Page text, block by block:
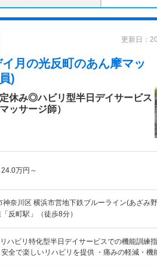
更新日：
月の光反町のあん摩マッ
)
休み◎ハビリ型半日デイサービス
ッサージ師）
24.0万円～
神奈川区 横浜市営地下鉄ブルーライン(あざみ
反町駅」（徒歩8分）
リハビリ特化型半日デイサービスでの機能訓練
全で楽しいリハビリを提供 ・痛みの軽減・